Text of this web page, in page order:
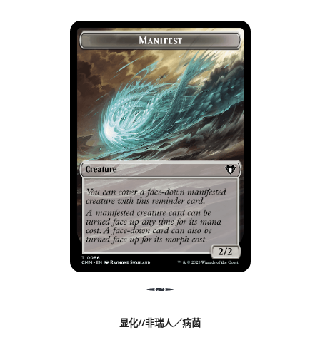
显化//非瑞人／病菌